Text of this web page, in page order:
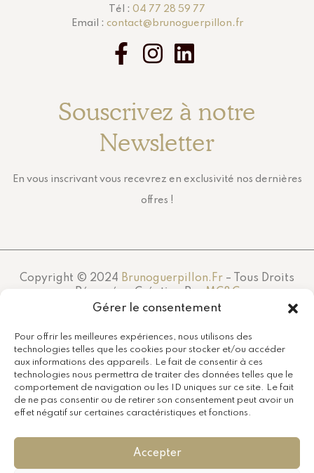
Gérer le consentement
Pour offrir les meilleures expériences, nous utilisons des
technologies telles que les cookies pour stocker et/ou accéder
aux informations des appareils. Le fait de consentir à ces
technologies nous permettra de traiter des données telles que le
comportement de navigation ou les ID uniques sur ce site. Le fait
de ne pas consentir ou de retirer son consentement peut avoir un
effet négatif sur certaines caractéristiques et fonctions.
Accepter
Tél : 04 77 28 59 77
Email : contact@brunoguerpillon.fr
Souscrivez à notre
Newsletter
En vous inscrivant vous recevrez en exclusivité nos dernières
offres !
Copyright © 2024 Brunoguerpillon.fr – Tous Droits
Réservés – Création Par
MC&C